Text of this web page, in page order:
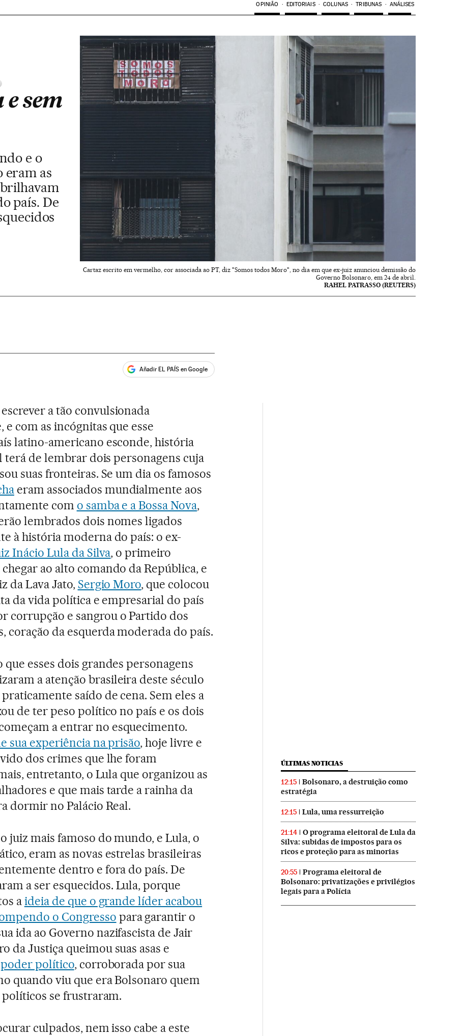
OPINIÃO EDITORIAIS COLUNAS TRIBUNAS ANÁLISES
sem
e o
eram as
país. De
Cartaz escrito em vermelho, cor associada ao PT, diz "Somos todos Moro", no dia em que ex-juiz anunciou demissão do
Governo Bolsonaro, em 24 de abril.
RAHEL PATRASSO (REUTERS)
Añadir EL PAÍS en Google
a tão convulsionada
com as incógnitas que esse
latino-americano esconde, história
terá de lembrar dois personagens cuja
suas fronteiras. Se um dia os famosos
eram associados mundialmente aos
com o samba e a Bossa Nova,
lembrados dois nomes ligados
à história moderna do país: o ex-
Inácio Lula da Silva, o primeiro
ao alto comando da República, e
da Lava Jato, Sergio Moro, que colocou
da vida política e empresarial do país
corrupção e sangrou o Partido dos
coração da esquerda moderada do país.
que esses dois grandes personagens
a atenção brasileira deste século
saído de cena. Sem eles a
de ter peso político no país e os dois
a entrar no esquecimento.
sua experiência na prisão, hoje livre e
dos crimes que lhe foram
entretanto, o Lula que organizou as
e que mais tarde a rainha da
dormir no Palácio Real.
juiz mais famoso do mundo, e Lula, o
eram as novas estrelas brasileiras
dentro e fora do país. De
a ser esquecidos. Lula, porque
aideia de que o grande líder acabou
o Congresso para garantir o
ida ao Governo nazifascista de Jair
da Justiça queimou suas asas e
poder político, corroborada por sua
quando viu que era Bolsonaro quem
políticos se frustraram.
culpados, nem isso cabe a este
ÚLTIMAS NOTICIAS
12:15
Bolsonaro, a destruição como
estratégia
12:15 Lula, uma ressurreição
21:14
O programa eleitoral de Lula da
Silva: subidas de impostos para os
ricos e proteção para as minorias
20:55
Programa eleitoral de
Bolsonaro: privatizações e privilégios
legais para a Polícia